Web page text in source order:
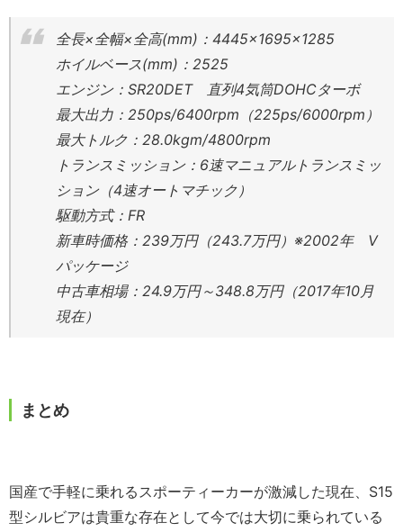
全長×全幅×全高(mm)：4445×1695×1285
ホイルベース(mm)：2525
エンジン：SR20DET 直列4気筒DOHCターボ
最大出力：250ps/6400rpm（225ps/6000rpm）
最大トルク：28.0kgm/4800rpm
トランスミッション：6速マニュアルトランスミッ
ション（4速オートマチック）
駆動方式：FR
新車時価格：239万円（243.7万円）※2002年 V
パッケージ
中古車相場：24.9万円～348.8万円（2017年10月
現在）
まとめ
国産で手軽に乗れるスポーティーカーが激減した現在、S15
型シルビアは貴重な存在として今では大切に乗られている